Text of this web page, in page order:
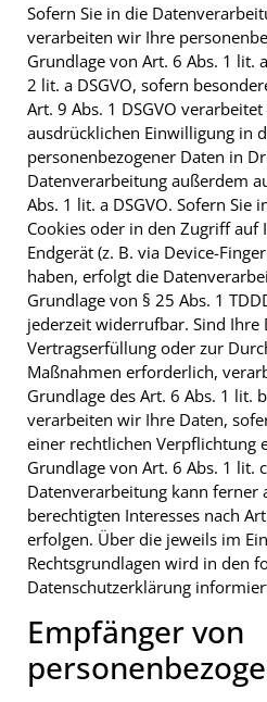
Sofern Sie in die
verarbeiten wir Ihre
Grundlage von Art. 6 Abs. 1 lit.
2 lit. a DSGVO, sofern
Art. 9 Abs. 1 DSGVO
ausdrücklichen Einwilligung in
personenbezogener Daten in
Datenverarbeitung außerdem
Abs. 1 lit. a DSGVO. Sofern Sie
Cookies oder in den Zugriff
Endgerät (z. B. via Device-
haben, erfolgt die
Grundlage von § 25 Abs. 1
jederzeit widerrufbar. Sind Ihre
Vertragserfüllung oder zur
Maßnahmen erforderlich,
Grundlage des Art. 6 Abs. 1 lit.
verarbeiten wir Ihre Daten,
einer rechtlichen Verpflichtung
Grundlage von Art. 6 Abs. 1 lit.
Datenverarbeitung kann ferner
berechtigten Interesses nach
erfolgen. Über die jeweils im
Rechtsgrundlagen wird in den
Datenschutzerklärung
Empfänger von